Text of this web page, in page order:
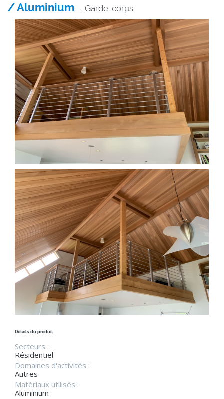
/ Aluminium - Garde-corps
Détails du produit
Secteurs :
Résidentiel
Domaines d'activités :
Autres
Matériaux utilisés :
Aluminium